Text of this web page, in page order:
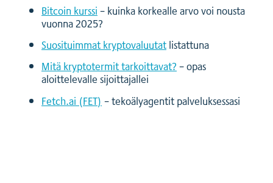
Bitcoin kurssi– kuinka korkealle arvo voi nousta
vuonna 2025?
Suosituimmat kryptovaluutatlistattuna
Mitä kryptotermit tarkoittavat?– opas
aloittelevalle sijoittajallei
Fetch.ai (FET) – tekoälyagentit palveluksessasi